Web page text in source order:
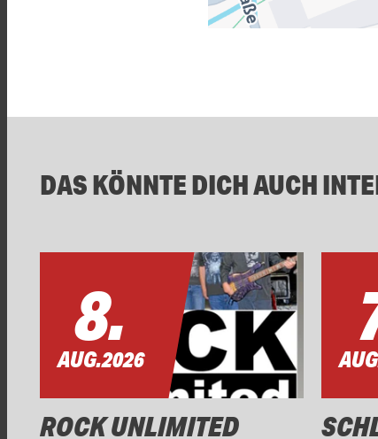
DAS KÖNNTE DICH AUCH
8.
AUG.2026
ROCK UNLIMITED